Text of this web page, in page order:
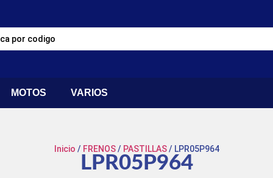
MOTOS VARIOS
Inicio / FRENOS/ PASTILLAS/ LPR05P964
LPR05P964